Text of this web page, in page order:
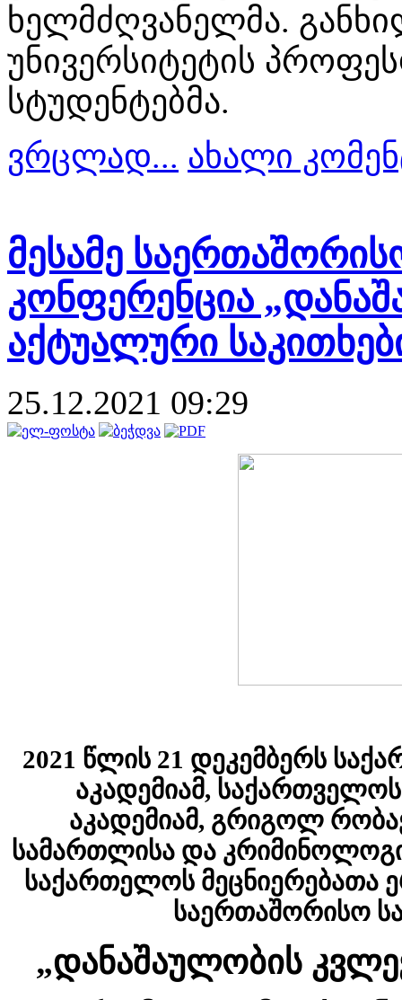
ხელმძღვანელმა.
უნივერსიტეტის
სტუდენტებმა.
ვრცლად... ახალი
მესამე
კონფერენცია
აქტუალური
25.12.2021 09:29
2021 წლის 21 დეკემბერს
აკადემიამ,
აკადემიამ, გრიგოლ
სამართლისა და
საქართელოს მეცნიერებათა
საერთაშორისო
„დანაშაულობის